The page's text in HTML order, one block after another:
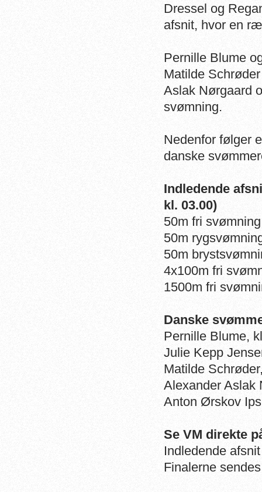
Dressel og
afsnit, hvor en
Pernille Blume
Matilde
Aslak Nørgaard
svømning.
Nedenfor følger
danske
Indledende
kl. 03.00)
50m fri
50m
50m
4x100m fri
1500m fri
Danske
Pernille Blume,
Julie Kepp
Matilde
Alexander Aslak
Anton Ørskov
Se VM direkte
Indledende
Finalerne